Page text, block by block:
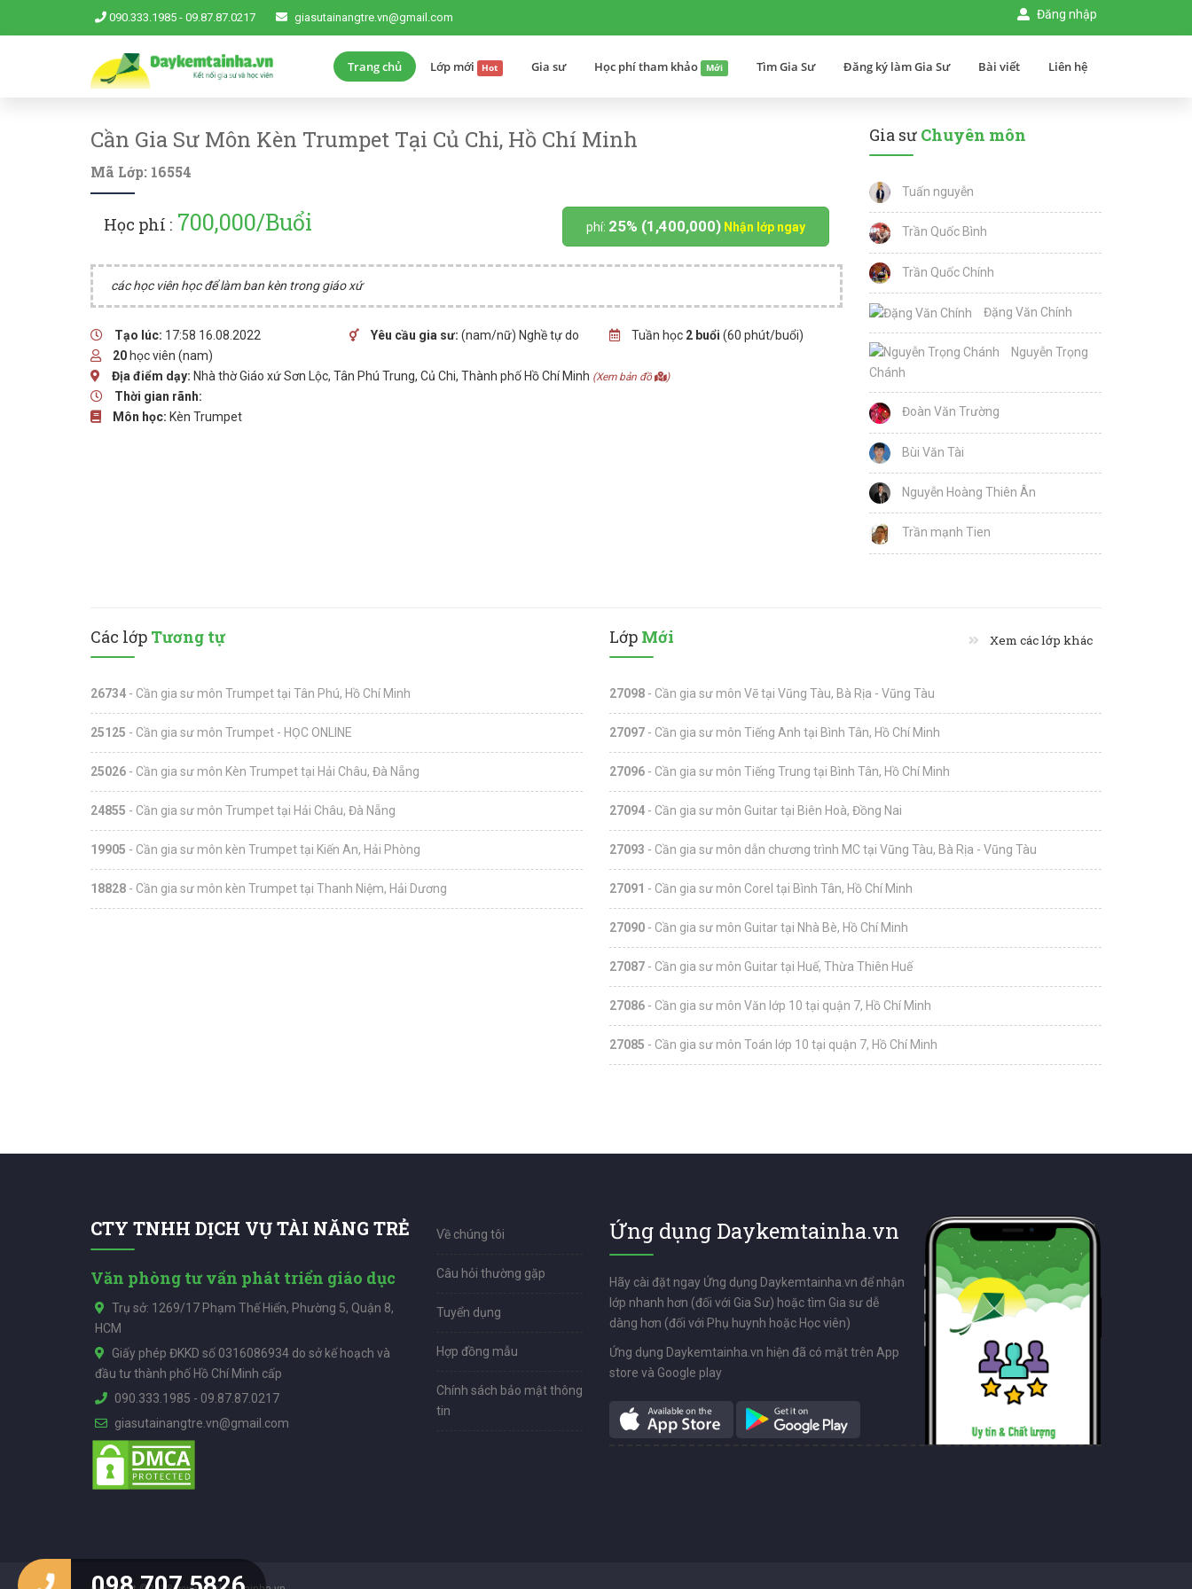
090.333.1985 - 09.87.87.0217 giasutainangtre.vn@gmail.com Đăng nhập
Trang chủ Lớp mới Hot Gia sư Học phí tham khảo Mới Tìm Gia Sư Đăng ký làm Gia Sư Bài viết Liên hệ
Cần Gia Sư Môn Kèn Trumpet Tại Củ Chi, Hồ Chí Minh
Mã Lớp: 16554
Học phí : 700,000/Buổi phí: 25% (1,400,000) Nhận lớp ngay
các học viên học để làm ban kèn trong giáo xứ
Tạo lúc: 17:58 16.08.2022 Yêu cầu gia sư: (nam/nữ) Nghề tự do Tuần học 2 buổi (60 phút/buổi)
20 học viên (nam)
Địa điểm dạy: Nhà thờ Giáo xứ Sơn Lộc, Tân Phú Trung, Củ Chi, Thành phố Hồ Chí Minh (Xem bản đồ )
Thời gian rãnh:
Môn học: Kèn Trumpet
Gia sư Chuyên môn
Tuấn nguyễn
Trần Quốc Bình
Trần Quốc Chính
Đặng Văn Chính
Nguyễn Trọng
Chánh
Đoàn Văn Trường
Bùi Văn Tài
Nguyễn Hoàng Thiên Ân
Trần mạnh Tien
Các lớp Tương tự
26734 - Cần gia sư môn Trumpet tại Tân Phú, Hồ Chí Minh
25125 - Cần gia sư môn Trumpet - HỌC ONLINE
25026 - Cần gia sư môn Kèn Trumpet tại Hải Châu, Đà Nẵng
24855 - Cần gia sư môn Trumpet tại Hải Châu, Đà Nẵng
19905 - Cần gia sư môn kèn Trumpet tại Kiến An, Hải Phòng
18828 - Cần gia sư môn kèn Trumpet tại Thanh Niệm, Hải Dương
Lớp Mới Xem các lớp khác
27098 - Cần gia sư môn Vẽ tại Vũng Tàu, Bà Rịa - Vũng Tàu
27097 - Cần gia sư môn Tiếng Anh tại Bình Tân, Hồ Chí Minh
27096 - Cần gia sư môn Tiếng Trung tại Bình Tân, Hồ Chí Minh
27094 - Cần gia sư môn Guitar tại Biên Hoà, Đồng Nai
27093 - Cần gia sư môn dẫn chương trình MC tại Vũng Tàu, Bà Rịa - Vũng Tàu
27091 - Cần gia sư môn Corel tại Bình Tân, Hồ Chí Minh
27090 - Cần gia sư môn Guitar tại Nhà Bè, Hồ Chí Minh
27087 - Cần gia sư môn Guitar tại Huế, Thừa Thiên Huế
27086 - Cần gia sư môn Văn lớp 10 tại quận 7, Hồ Chí Minh
27085 - Cần gia sư môn Toán lớp 10 tại quận 7, Hồ Chí Minh
CTY TNHH DỊCH VỤ TÀI NĂNG TRẺ
Văn phòng tư vấn phát triển giáo dục
Trụ sở: 1269/17 Phạm Thế Hiển, Phường 5, Quận 8,
HCM
Giấy phép ĐKKD số 0316086934 do sở kế hoạch và
đầu tư thành phố Hồ Chí Minh cấp
090.333.1985 - 09.87.87.0217
giasutainangtre.vn@gmail.com
Về chúng tôi
Câu hỏi thường gặp
Tuyển dụng
Hợp đồng mẫu
Chính sách bảo mật thông
tin
Ứng dụng Daykemtainha.vn
Hãy cài đặt ngay Ứng dụng Daykemtainha.vn để nhận
lớp nhanh hơn (đối với Gia Sư) hoặc tìm Gia sư dễ
dàng hơn (đối với Phụ huynh hoặc Học viên)
Ứng dụng Daykemtainha.vn hiện đã có mặt trên App
store và Google play